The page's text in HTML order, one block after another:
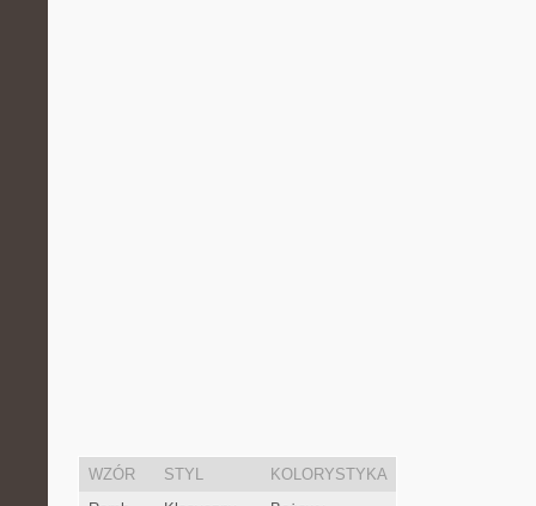
WZÓR STYL
KOLORYSTYKA